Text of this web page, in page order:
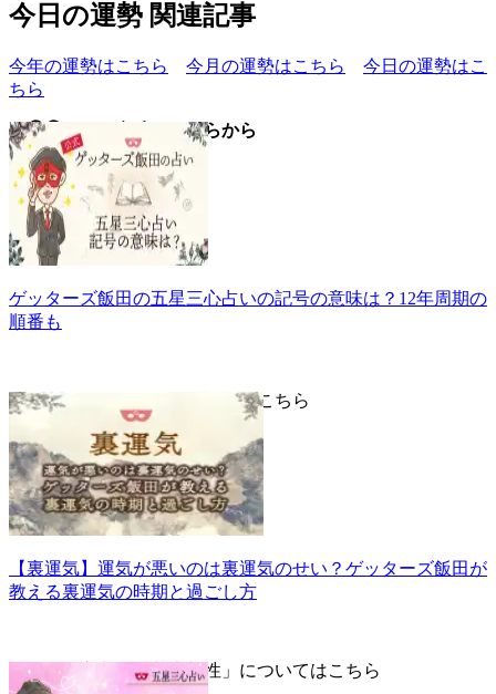
今日の運勢 関連記事
今年の運勢はこちら 今月の運勢はこちら
今日の運勢はこ
ちら
▼◯◯の日の意味はこちらから
ゲッターズ飯田の五星三心占いの記号の意味は？12年周期の
順番も
▼「裏運気」についての詳細はこちら
【裏運気】運気が悪いのは裏運気のせい？ゲッターズ飯田が
教える裏運気の時期と過ごし方
▼五星三心占い「基本相性」についてはこちら